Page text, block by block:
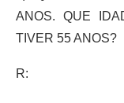
ANOS. QUE
TIVER 55 ANOS?
R: